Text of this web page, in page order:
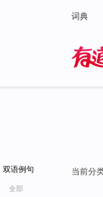
词典
双语例句
全部
当前分